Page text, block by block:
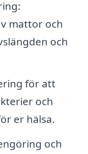
mattor och
och
för att
och
er hälsa.
och